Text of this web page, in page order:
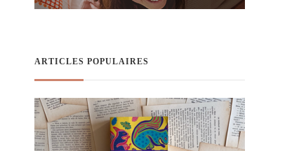
ARTICLES POPULAIRES